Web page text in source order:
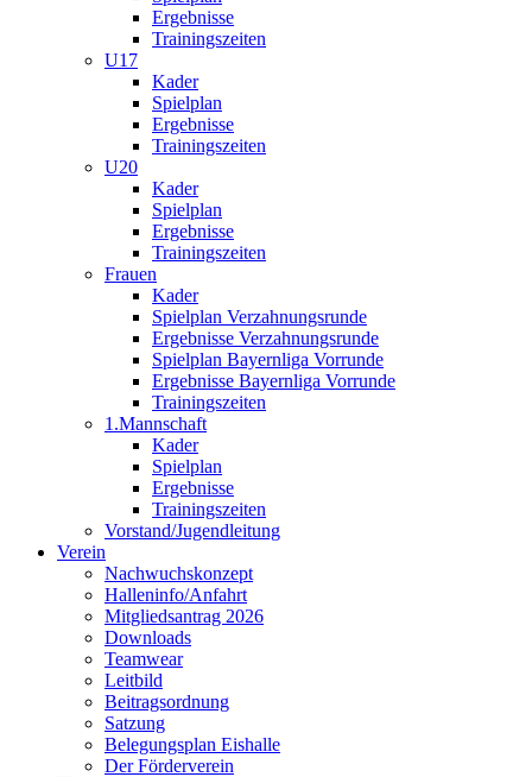
Ergebnisse
Trainingszeiten
U17
Kader
Spielplan
Ergebnisse
Trainingszeiten
U20
Kader
Spielplan
Ergebnisse
Trainingszeiten
Frauen
Kader
Spielplan Verzahnungsrunde
Ergebnisse Verzahnungsrunde
Spielplan Bayernliga Vorrunde
Ergebnisse Bayernliga Vorrunde
Trainingszeiten
1.Mannschaft
Kader
Spielplan
Ergebnisse
Trainingszeiten
Vorstand/Jugendleitung
Verein
Nachwuchskonzept
Halleninfo/Anfahrt
Mitgliedsantrag 2026
Downloads
Teamwear
Leitbild
Beitragsordnung
Satzung
Belegungsplan Eishalle
Der Förderverein